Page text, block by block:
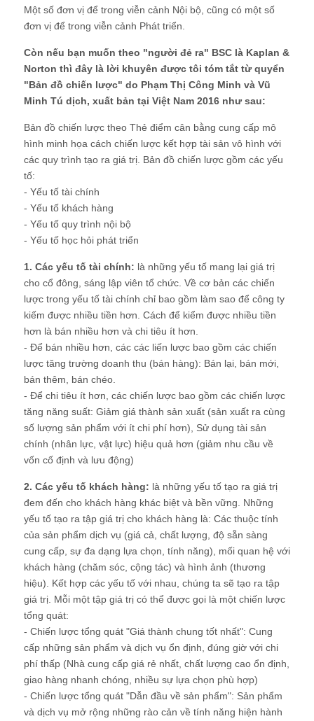
Một số đơn vị để trong viễn cảnh Nội bộ, cũng có một số
đơn vị để trong viễn cảnh Phát triển.
Còn nếu bạn muốn theo "người đẻ ra" BSC là Kaplan &
Norton thì đây là lời khuyên được tôi tóm tắt từ quyển
"Bản đồ chiến lược" do Phạm Thị Công Minh và Vũ
Minh Tú dịch, xuất bản tại Việt Nam 2016 như sau:
Bản đồ chiến lược theo Thẻ điểm cân bằng cung cấp mô
hình minh họa cách chiến lược kết hợp tài sản vô hình với
các quy trình tạo ra giá trị. Bản đồ chiến lược gồm các yếu
tố:
- Yếu tố tài chính
- Yếu tố khách hàng
- Yếu tố quy trình nội bộ
- Yếu tố học hỏi phát triển
1. Các yếu tố tài chính: là những yếu tố mang lại giá trị
cho cổ đông, sáng lập viên tổ chức. Về cơ bản các chiến
lược trong yếu tố tài chính chỉ bao gồm làm sao để công ty
kiếm được nhiều tiền hơn. Cách để kiểm được nhiều tiền
hơn là bán nhiều hơn và chi tiêu ít hơn.
- Để bán nhiều hơn, các các liến lược bao gồm các chiến
lược tăng trường doanh thu (bán hàng): Bán lại, bán mới,
bán thêm, bán chéo.
- Để chi tiêu ít hơn, các chiến lược bao gồm các chiến lược
tăng năng suất: Giảm giá thành sản xuất (sản xuất ra cùng
số lượng sản phẩm với ít chi phí hơn), Sử dụng tài sản
chính (nhân lực, vật lực) hiệu quả hơn (giảm nhu cầu về
vốn cố định và lưu động)
2. Các yếu tố khách hàng: là những yếu tố tạo ra giá trị
đem đến cho khách hàng khác biệt và bền vững. Những
yếu tố tạo ra tập giá trị cho khách hàng là: Các thuộc tính
của sản phẩm dịch vụ (giá cả, chất lượng, độ sẵn sàng
cung cấp, sự đa dạng lựa chọn, tính năng), mối quan hệ với
khách hàng (chăm sóc, cộng tác) và hình ảnh (thương
hiệu). Kết hợp các yếu tố với nhau, chúng ta sẽ tạo ra tập
giá trị. Mỗi một tập giá trị có thể được gọi là một chiến lược
tổng quát:
- Chiến lược tổng quát "Giá thành chung tốt nhất": Cung
cấp những sản phẩm và dịch vụ ổn định, đúng giờ với chi
phí thấp (Nhà cung cấp giá rẻ nhất, chất lượng cao ổn định,
giao hàng nhanh chóng, nhiều sự lựa chọn phù hợp)
- Chiến lược tổng quát "Dẫn đầu về sản phẩm": Sản phẩm
và dịch vụ mở rộng những rào cản về tính năng hiện hành